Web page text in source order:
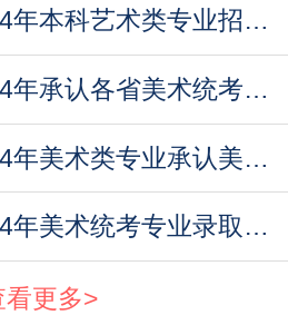
上海音乐学院2024年本科艺术类专业招生考试日
上海理工大学2024年承认各省美术统考成绩
中国戏曲学院2024年美术类专业承认美术联考成
湖北美术学院2024年美术统考专业录取办法
看更多>